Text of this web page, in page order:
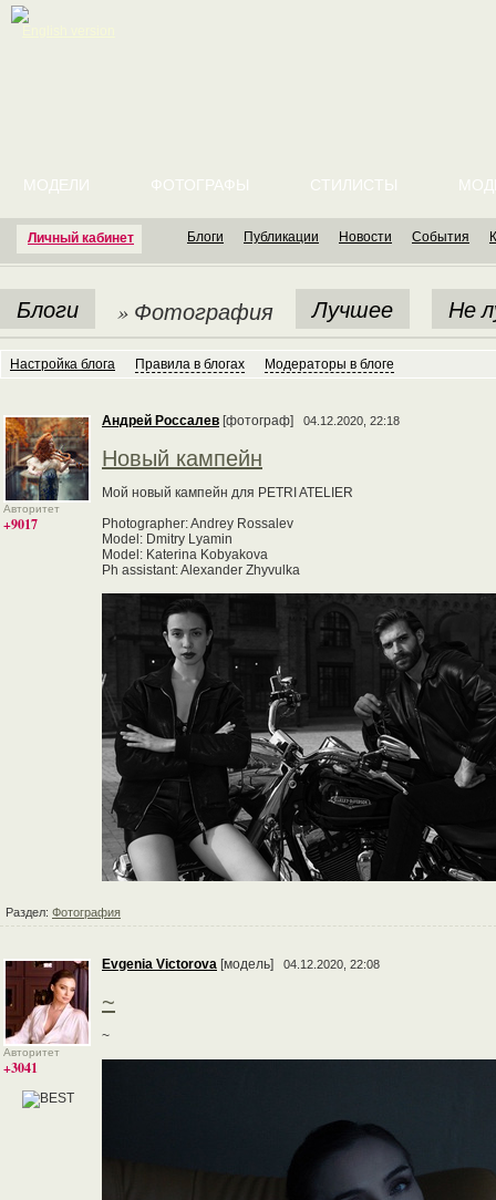
Личный кабинет
МОДЕЛИ ФОТОГРАФЫ СТИЛИСТЫ
Блоги Публикации Новости События
Блоги » Фотография Лучшее Не
Настройка блога Правила в блогах Модераторы в блоге
Авторитет
+9017
Андрей Россалев [фотограф] 04.12.2020, 22:18
Новый кампейн
Мой новый кампейн для PETRI ATELIER
Photographer: Andrey Rossalev
Model: Dmitry Lyamin
Model: Katerina Kobyakova
Ph assistant: Alexander Zhyvulka
Раздел: Фотография
Авторитет
+3041
Evgenia Victorova [модель] 04.12.2020, 22:08
~
~